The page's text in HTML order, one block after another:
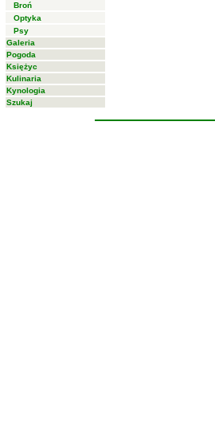
Broń
Optyka
Psy
Galeria
Pogoda
Księżyc
Kulinaria
Kynologia
Szukaj